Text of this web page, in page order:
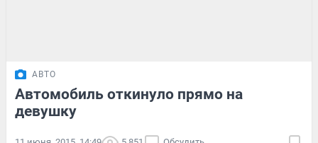
АВТО
Автомобиль откинуло прямо на
девушку